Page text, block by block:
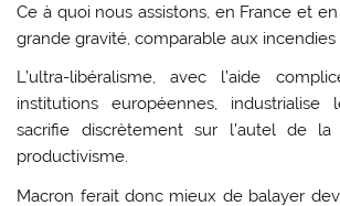
Ce à quoi nous assistons, en France et
grande gravité, comparable aux incendies
L’ultra-libéralisme, avec l’aide
institutions européennes,
sacrifie discrètement sur l’autel de
productivisme.
Macron ferait donc mieux de balayer